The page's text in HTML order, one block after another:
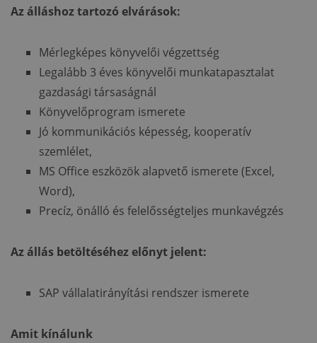
Az álláshoz tartozó elvárások:
Mérlegképes könyvelői végzettség
Legalább 3 éves könyvelői munkatapasztalat
gazdasági társaságnál
Könyvelőprogram ismerete
Jó kommunikációs képesség, kooperatív
szemlélet,
MS Office eszközök alapvető ismerete (Excel,
Word),
Precíz, önálló és felelősségteljes munkavégzés
Az állás betöltéséhez előnyt jelent:
SAP vállalatirányítási rendszer ismerete
Amit kínálunk